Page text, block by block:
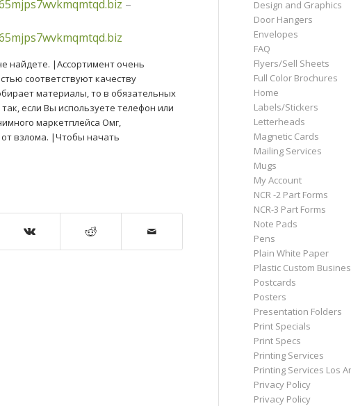
–
найдете. |Ассортимент очень
соответствуют качеству
материалы, то в обязательных
если Вы используете телефон или
маркетплейса Омг,
взлома. |Чтобы начать
Design and Graphics
Door Hangers
Envelopes
FAQ
Flyers/Sell Sheets
Full Color Brochures
Home
Labels/Stickers
Letterheads
Magnetic Cards
Mailing Services
Mugs
My Account
NCR -2 Part Forms
NCR-3 Part Forms
Note Pads
Pens
Plain White Paper
Plastic Custom
Postcards
Posters
Presentation Folders
Print Specials
Print Specs
Printing Services
Printing Services Los
Privacy Policy
Privacy Policy